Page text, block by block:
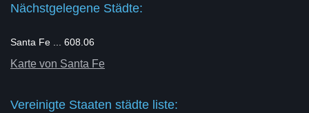
Nächstgelegene Städte:
Santa Fe ... 608.06
Karte von Santa Fe
Vereinigte Staaten städte liste: